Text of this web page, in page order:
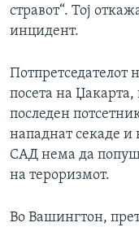
стравот“. Тој
инцидент.
Потпретседателот
посета на
последен
нападнат секаде и
САД нема да
на тероризмот.
Во Вашингтон,